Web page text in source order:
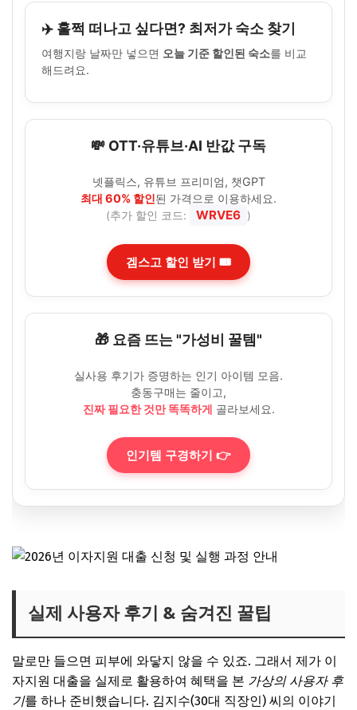
✈️ 훌쩍 떠나고 싶다면? 최저가 숙소 찾기
여행지랑 날짜만 넣으면 오늘 기준 할인된 숙소를 비교
해드려요.
💸 OTT·유튜브·AI 반값 구독
넷플릭스, 유튜브 프리미엄, 챗GPT
최대 60% 할인된 가격으로 이용하세요.
(추가 할인 코드: WRVE6 )
겜스고 할인 받기 🎟️
🎁 요즘 뜨는 "가성비 꿀템"
실사용 후기가 증명하는 인기 아이템 모음.
충동구매는 줄이고,
진짜 필요한 것만 똑똑하게 골라보세요.
인기템 구경하기 👉
실제 사용자 후기 & 숨겨진 꿀팁
말로만 들으면 피부에 와닿지 않을 수 있죠. 그래서 제가 이
자지원 대출을 실제로 활용하여 혜택을 본 가상의 사용자 후
기를 하나 준비했습니다. 김지수(30대 직장인) 씨의 이야기